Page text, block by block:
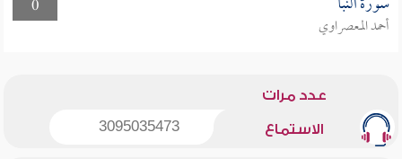
0
أحمد المعصراوي
عدد مرات
الاستماع 3095035473